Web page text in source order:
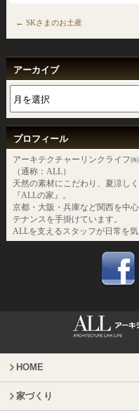
← SKさまのお土産
アーカイブ
プロフィール
アーキテクチャーリンクライフ㈱
（通称：ALL）
天然の素材にこだわり、夏涼し
『ALLの家』。
京都・大阪・兵庫など関西を中
テナンスを手掛けています。
ALLを支えるスタッフが日常を気
HOME
家づくり